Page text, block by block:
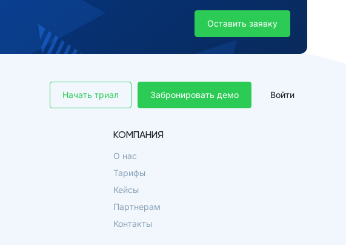
Оставить заявку
Забронировать демо
Начать триал Войти
КОМПАНИЯ
О нас
Тарифы
Кейсы
Партнерам
Контакты